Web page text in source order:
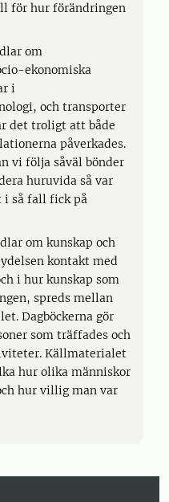
för hur förändringen
om
ekonomiska
i
och transporter
det troligt att både
påverkades.
vi följa såväl bönder
huruvida så var
i så fall fick på
om kunskap och
kontakt med
i hur kunskap som
spreds mellan
Dagböckerna gör
som träffades och
Källmaterialet
hur olika människor
hur villig man var